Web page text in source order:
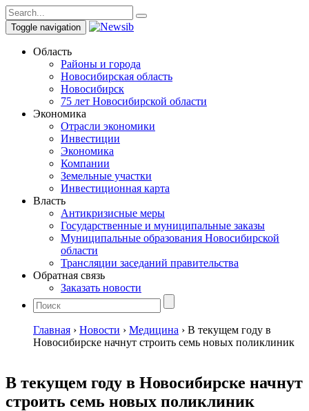
Toggle navigation
Область
Районы и города
Новосибирская область
Новосибирск
75 лет Новосибирской области
Экономика
Отрасли экономики
Инвестиции
Экономика
Компании
Земельные участки
Инвестиционная карта
Власть
Антикризисные меры
Государственные и муниципальные заказы
Муниципальные образования Новосибирской
области
Трансляции заседаний правительства
Обратная связь
Заказать новости
Главная › Новости › Медицина › В текущем году в
Новосибирске начнут строить семь новых поликлиник
В текущем году в Новосибирске начнут
строить семь новых поликлиник